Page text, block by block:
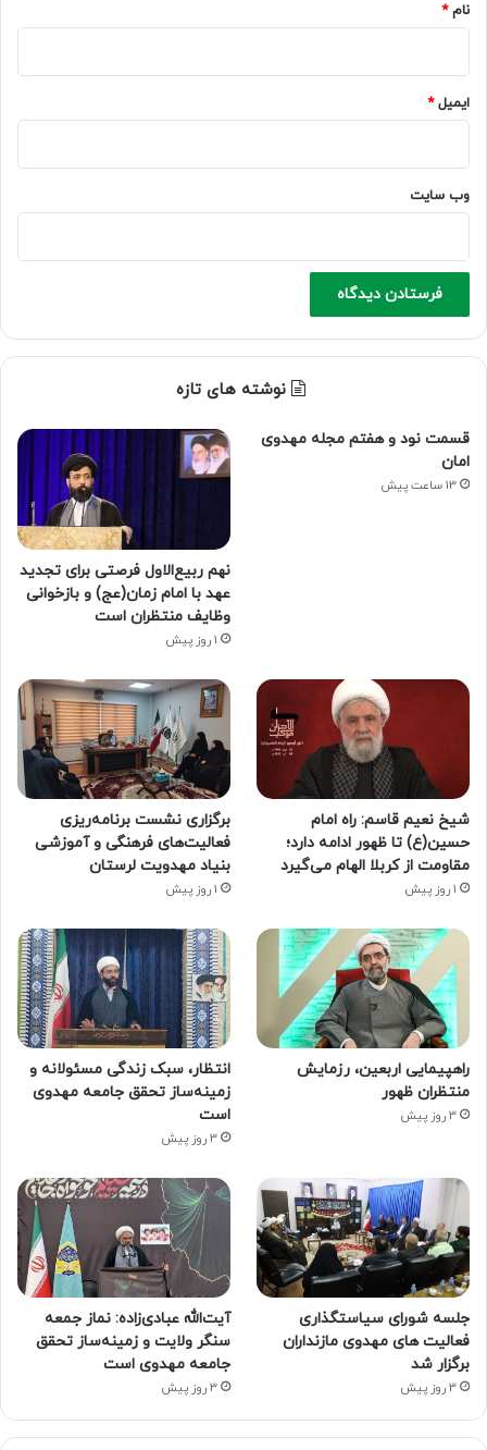
نام*
ایمیل*
وب‌ سایت
نوشته های تازه
قسمت نود و هفتم مجله مهدوی
امان
13 ساعت پیش
نهم ربیع‌الاول فرصتی برای تجدید
عهد با امام زمان(عج) و بازخوانی
وظایف منتظران است
1 روز پیش
شیخ نعیم قاسم: راه امام
حسین(ع) تا ظهور ادامه دارد؛
مقاومت از کربلا الهام می‌گیرد
1 روز پیش
برگزاری نشست برنامه‌ریزی
فعالیت‌های فرهنگی و آموزشی
بنیاد مهدویت لرستان
1 روز پیش
راهپیمایی اربعین، رزمایش
منتظران ظهور
3 روز پیش
انتظار، سبک زندگی مسئولانه و
زمینه‌ساز تحقق جامعه مهدوی
است
3 روز پیش
جلسه شورای سیاستگذاری
فعالیت های مهدوی مازنداران
برگزار شد
3 روز پیش
آیت‌الله عبادی‌زاده: نماز جمعه
سنگر ولایت و زمینه‌ساز تحقق
جامعه مهدوی است
3 روز پیش